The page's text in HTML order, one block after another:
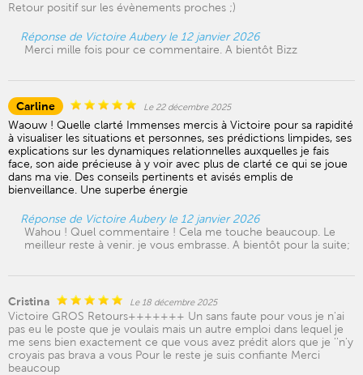
Retour positif sur les évènements proches ;)
Réponse de Victoire Aubery le 12 janvier 2026
Merci mille fois pour ce commentaire. A bientôt Bizz
Carline Le 22 décembre 2025
Waouw ! Quelle clarté Immenses mercis à Victoire pour sa rapidité
à visualiser les situations et personnes, ses prédictions limpides, ses
explications sur les dynamiques relationnelles auxquelles je fais
face, son aide précieuse à y voir avec plus de clarté ce qui se joue
dans ma vie. Des conseils pertinents et avisés emplis de
bienveillance. Une superbe énergie
Réponse de Victoire Aubery le 12 janvier 2026
Wahou ! Quel commentaire ! Cela me touche beaucoup. Le
meilleur reste à venir. je vous embrasse. A bientôt pour la suite;
Cristina Le 18 décembre 2025
Victoire GROS Retours+++++++ Un sans faute pour vous je n'ai
pas eu le poste que je voulais mais un autre emploi dans lequel je
me sens bien exactement ce que vous avez prédit alors que je ''n'y
croyais pas brava a vous Pour le reste je suis confiante Merci
beaucoup